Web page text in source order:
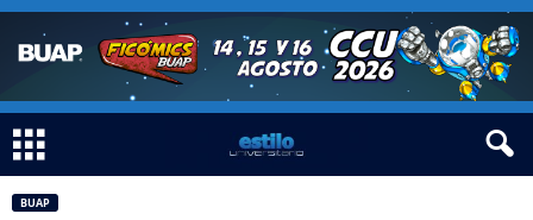
BUAP